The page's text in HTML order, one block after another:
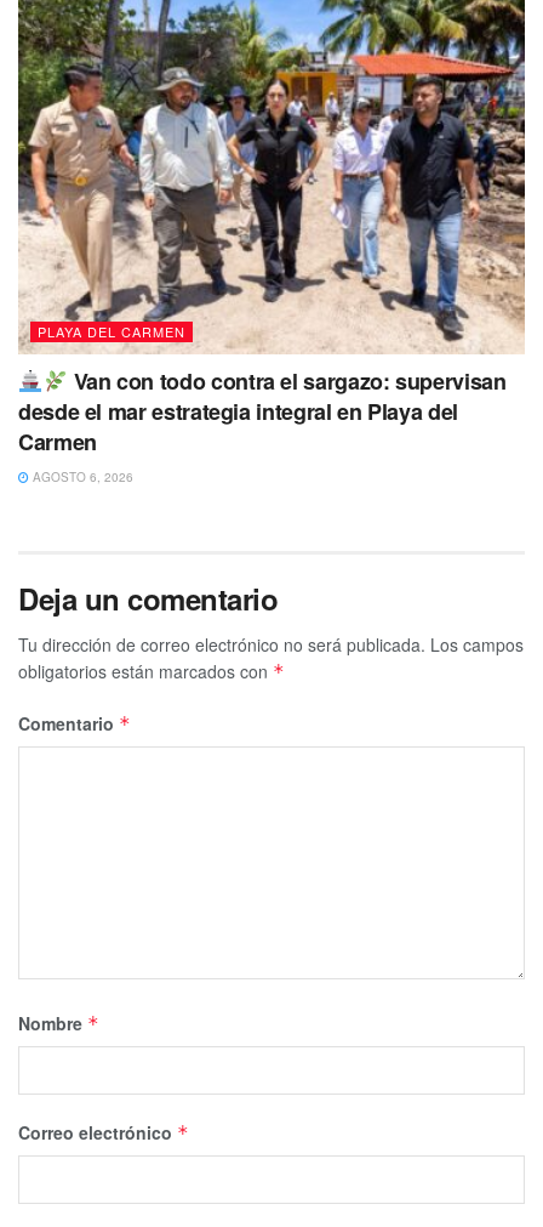
mismo, señaló que los tres pozos faltantes se terminarán
en tres o cuatro semanas. La inversión total del proyecto
de los cinco pozos es de 20 millones de pesos.
Tags: Atención Ciudadanos
Estoy Contigo
Lili Campos
Nueva Generación
Programa municipal
Solidaridad
PLAYA DEL CARMEN
Van con todo contra el sargazo: supervisan
desde el mar estrategia integral en Playa del
Carmen
AGOSTO 6, 2026
Deja un comentario
Tu dirección de correo electrónico no será publicada. Los campos
obligatorios están marcados con *
Comentario *
Nombre *
Correo electrónico *